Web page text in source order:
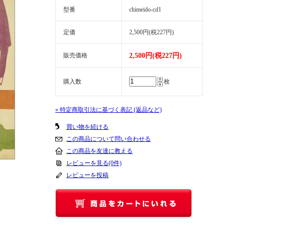
型番 chimeido-cd1
定価 2,500円(税227円)
販売価格 2,500円(税227円)
購入数 枚
» 特定商取引法に基づく表記 (返品など)
買い物を続ける
この商品について問い合わせる
この商品を友達に教える
レビューを見る(0件)
レビューを投稿